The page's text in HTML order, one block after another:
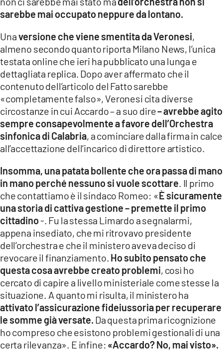
sarebbe mai occupato neppure da lontano.
Unaversione che viene smentita da Veronesi,
almeno secondo quanto riporta Milano News, l’unica
testata online che ieri ha pubblicato una lunga e
dettagliata replica. Dopo aver affermato che il
contenuto dell’articolo del Fatto sarebbe
«completamente falso», Veronesi cita diverse
circostanze in cui Accardo – a suo dire– avrebbe agito
sempre consapevolmente a favore dell’Orchestra
sinfonica di Calabria, a cominciare dalla firma in calce
all’accettazione dell’incarico di direttore artistico.
Insomma, una patata bollente che ora passa di mano
in mano perché nessuno si vuole scottare . Il primo
che contattiamo è il sindaco Romeo: «È sicuramente
una storia di cattiva gestione – premette il primo
cittadino-. Fu la stessa Limardo a segnalarmi,
appena insediato, che mi ritrovavo presidente
dell’orchestra e che il ministero aveva deciso di
revocare il finanziamento. Ho subito pensato che
questa cosa avrebbe creato problemi, così ho
cercato di capire a livello ministeriale come stesse la
situazione. A quanto mi risulta, il ministero ha
attivato l’assicurazione fideiussoria per recuperare
le somme già versate. Da questa prima ricognizione
ho compreso che esistono problemi gestionali di una
certa rilevanza». E infine: «Accardo? No, mai visto».